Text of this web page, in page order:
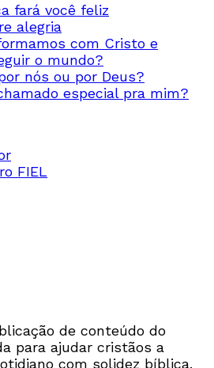
fará você feliz
alegria
com Cristo e
o mundo?
nós ou por Deus?
especial pra mim?
FIEL
de conteúdo do
para ajudar cristãos a
com solidez bíblica.